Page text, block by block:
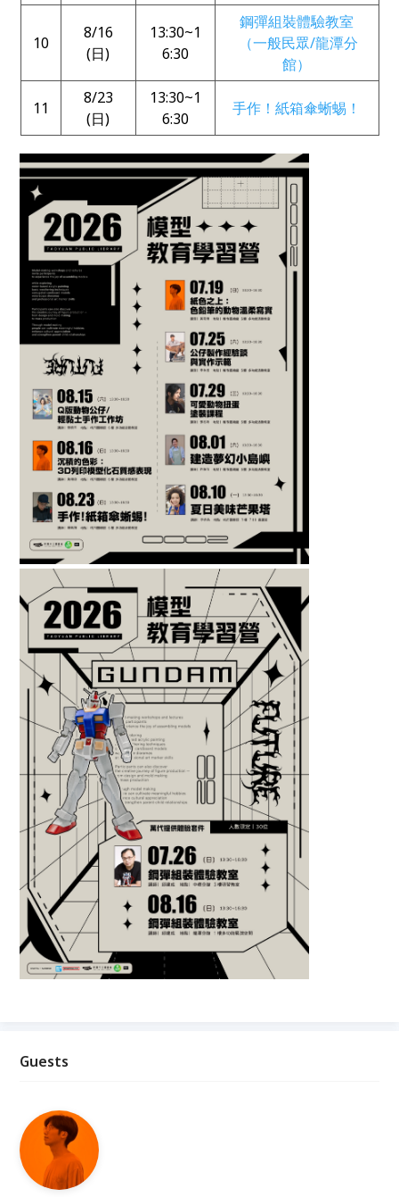
10
8/16
(日)
13:30~1
6:30
鋼彈組裝體驗教室
（一般民眾/龍潭分
館）
11
8/23
(日)
13:30~1
6:30
手作！紙箱傘蜥蜴！
Guests